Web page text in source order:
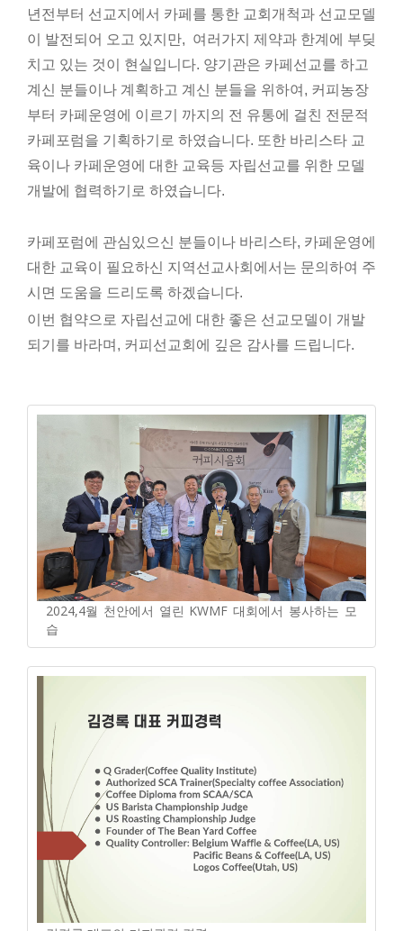
년전부터 선교지에서 카페를 통한 교회개척과 선교모델
이 발전되어 오고 있지만, 여러가지 제약과 한계에 부딪
치고 있는 것이 현실입니다. 양기관은 카페선교를 하고
계신 분들이나 계획하고 계신 분들을 위하여, 커피농장
부터 카페운영에 이르기 까지의 전 유통에 걸친 전문적
카페포럼을 기획하기로 하였습니다. 또한 바리스타 교
육이나 카페운영에 대한 교육등 자립선교를 위한 모델
개발에 협력하기로 하였습니다.
카페포럼에 관심있으신 분들이나 바리스타, 카페운영에
대한 교육이 필요하신 지역선교사회에서는 문의하여 주
시면 도움을 드리도록 하겠습니다.
이번 협약으로 자립선교에 대한 좋은 선교모델이 개발
되기를 바라며, 커피선교회에 깊은 감사를 드립니다.
2024,4월 천안에서 열린 KWMF 대회에서 봉사하는 모
습